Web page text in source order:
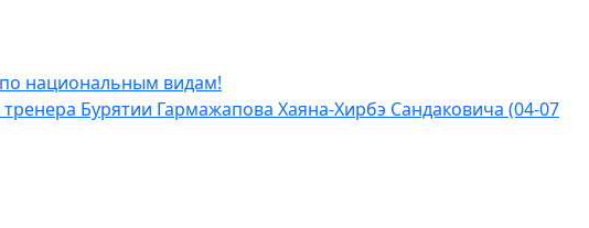
национальным видам!
Бурятии Гармажапова Хаяна-Хирбэ Сандаковича (04-07